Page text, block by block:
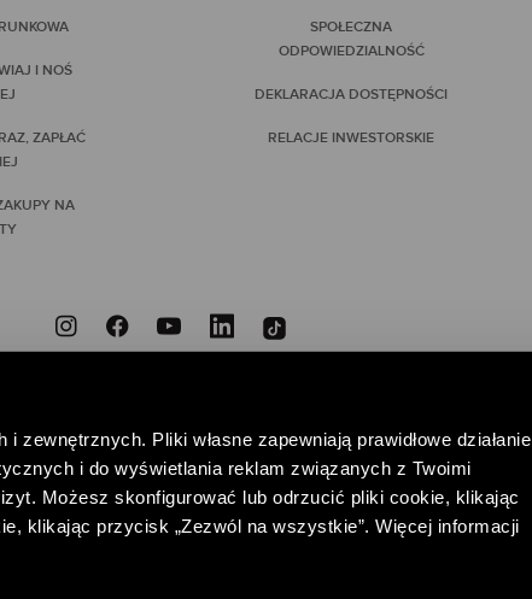
Pliki własne zapewniają prawidłowe działanie
i do wyświetlania reklam związanych z Twoimi
Możesz skonfigurować lub odrzucić pliki cookie, klikając
klikając przycisk „Zezwól na wszystkie”. Więcej informacji
I NOŚ
ZAPŁAĆ
NA
SPOŁECZNA
ODPOWIEDZIALNOŚĆ
DEKLARACJA DOSTĘPNOŚCI
RELACJE INWESTORSKIE
– WSPIERAJĄC FUNDACJĘ CENTRUM PRAW KOBIET